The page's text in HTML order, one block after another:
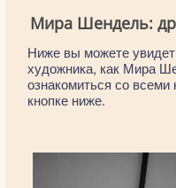
Мира Шендель:
Ниже вы можете
художника, как Мира
ознакомиться со всеми
кнопке ниже.